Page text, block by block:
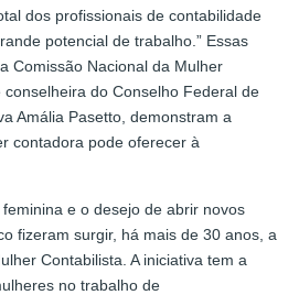
dos profissionais de contabilidade
potencial de trabalho.” Essas
Comissão Nacional da Mulher
do Conselho Federal de
Amália Pasetto, demonstram a
contadora pode oferecer à
e o desejo de abrir novos
fizeram surgir, há mais de 30 anos, a
Contabilista. A iniciativa tem a
no trabalho de